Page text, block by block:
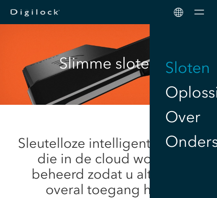
Sloten
Over
Slimme sloten
Sleutelloze intelligente sloten
die in de cloud worden
beheerd zodat u altijd en
overal toegang hebt